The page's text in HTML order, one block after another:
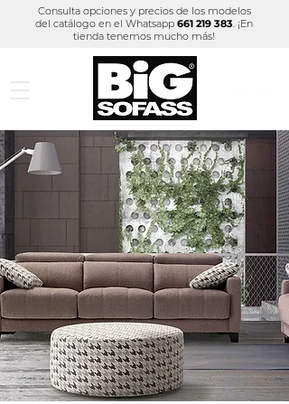
Consulta opciones y precios de los modelos
del catálogo en el Whatsapp 661 219 383. ¡En
tienda tenemos mucho más!